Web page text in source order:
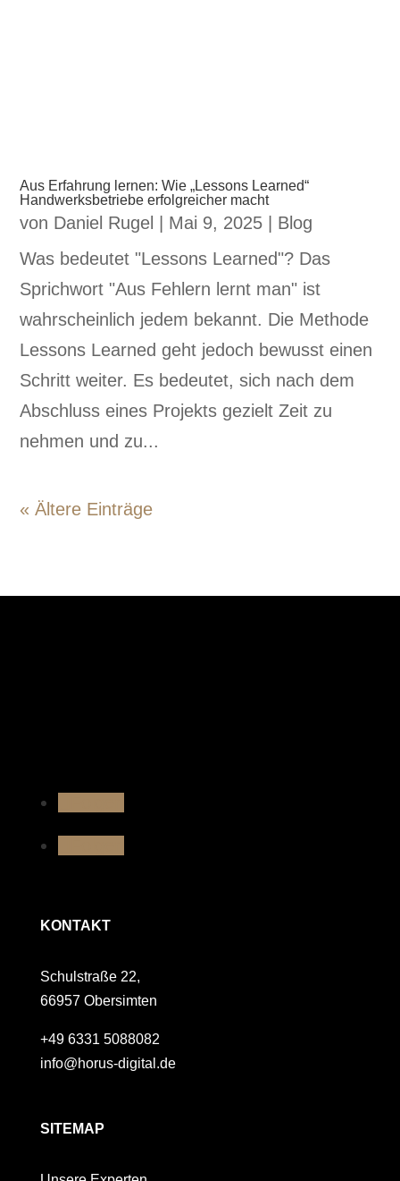
Aus Erfahrung lernen: Wie „Lessons Learned“
Handwerksbetriebe erfolgreicher macht
von Daniel Rugel Mai 9, 2025
Blog
Was bedeutet "Lessons Learned"? Das
Sprichwort "Aus Fehlern lernt man" ist
wahrscheinlich jedem bekannt. Die Methode
Lessons Learned geht jedoch bewusst einen
Schritt weiter. Es bedeutet, sich nach dem
Abschluss eines Projekts gezielt Zeit zu
nehmen und zu...
« Ältere Einträge
KONTAKT
Schulstraße 22,
66957 Obersimten
+49 6331 5088082
info@horus-digital.de
SITEMAP